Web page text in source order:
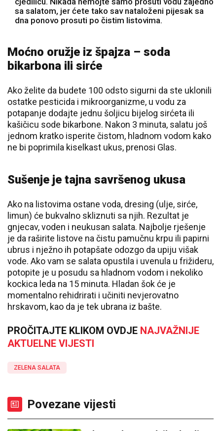
sa salatom, jer ćete tako sav nataloženi pijesak sa
dna ponovo prosuti po čistim listovima.
Moćno oružje iz špajza – soda
bikarbona ili sirće
Ako želite da budete 100 odsto sigurni da ste uklonili
ostatke pesticida i mikroorganizme, u vodu za
potapanje dodajte jednu šoljicu bijelog sirćeta ili
kašičicu sode bikarbone. Nakon 3 minuta, salatu još
jednom kratko isperite čistom, hladnom vodom kako
ne bi poprimila kiselkast ukus, prenosi Glas.
Sušenje je tajna savršenog ukusa
Ako na listovima ostane voda, dresing (ulje, sirće,
limun) će bukvalno skliznuti sa njih. Rezultat je
gnjecav, voden i neukusan salata. Najbolje rješenje
je da raširite listove na čistu pamučnu krpu ili papirni
ubrus i nježno ih potapšate odozgo da upiju višak
vode. Ako vam se salata opustila i uvenula u frižideru,
potopite je u posudu sa hladnom vodom i nekoliko
kockica leda na 15 minuta. Hladan šok će je
momentalno rehidrirati i učiniti nevjerovatno
hrskavom, kao da je tek ubrana iz bašte.
PROČITAJTE KLIKOM OVDJE NAJVAŽNIJE
AKTUELNE VIJESTI
ZELENA SALATA
Povezane vijesti